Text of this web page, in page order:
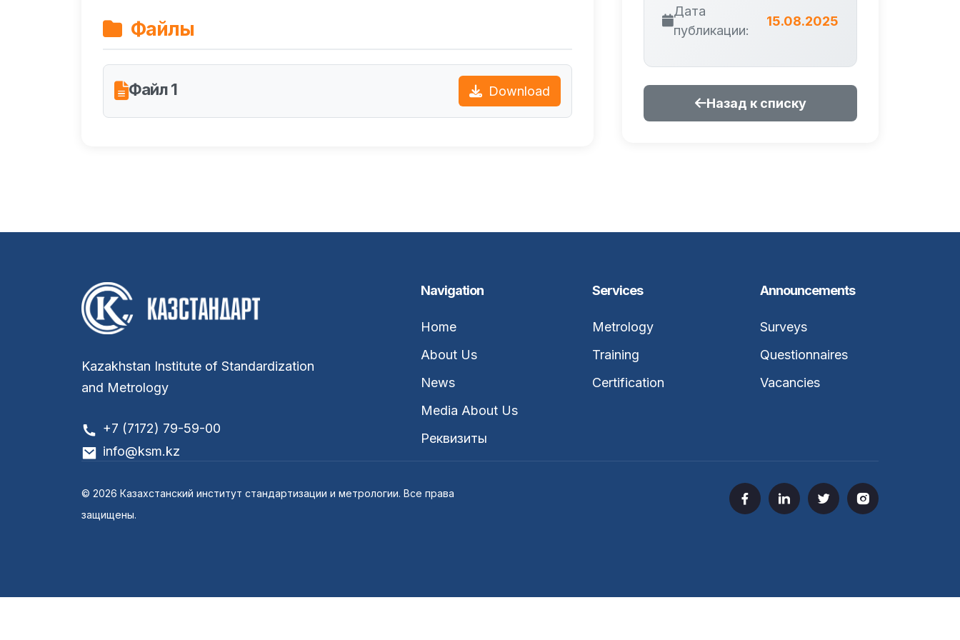
Файлы
Файл 1 Download
Дата
публикации:
15.08.2025
Назад к списку
Kazakhstan Institute of Standardization
and Metrology
+7 (7172) 79-59-00
info@ksm.kz
Navigation
Home
About Us
News
Media About Us
Реквизиты
Services
Metrology
Training
Certification
Announcements
Surveys
Questionnaires
Vacancies
© 2026 Казахстанский институт стандартизации и метрологии. Все права
защищены.